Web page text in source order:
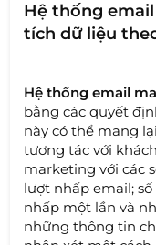
Hệ thống
tích dữ liệu
Hệ thống email
bằng các quyết
này có thể mang
tương tác với
marketing với các
lượt nhấp email;
nhấp một lần và
những thông tin